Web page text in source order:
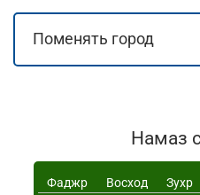
Намаз
Фаджр Восход Зухр